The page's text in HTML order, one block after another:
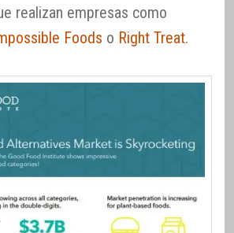
realizan empresas como
Foods o Right Treat.